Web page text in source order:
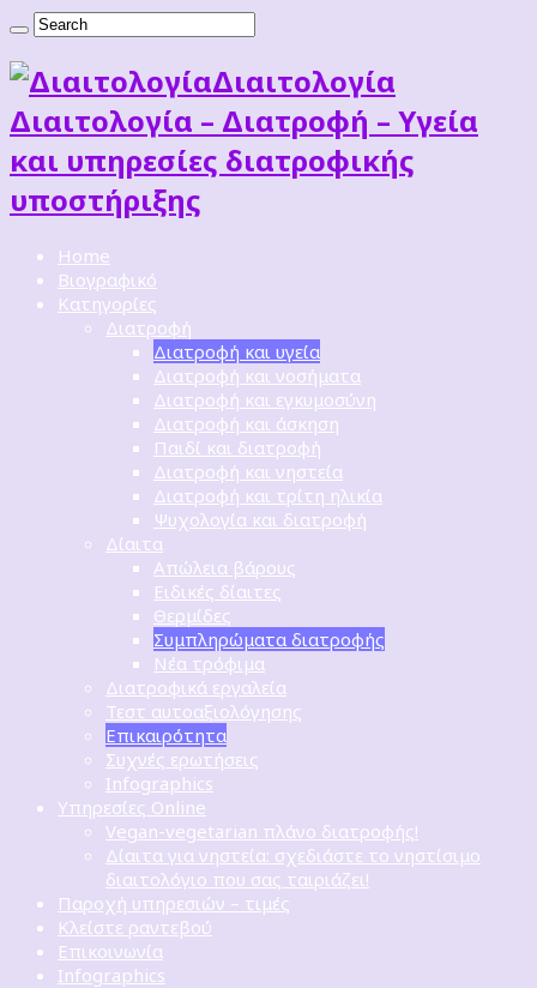
Διαιτoλογία
Διαιτολογία – Διατροφή – Υγεία
και υπηρεσίες διατροφικής
υποστήριξης
Home
Βιογραφικό
Κατηγορίες
Διατροφή
Διατροφή και υγεία
Διατροφή και νοσήματα
Διατροφή και εγκυμοσύνη
Διατροφή και άσκηση
Παιδί και διατροφή
Διατροφή και νηστεία
Διατροφή και τρίτη ηλικία
Ψυχολογία και διατροφή
Δίαιτα
Απώλεια βάρους
Ειδικές δίαιτες
Θερμίδες
Συμπληρώματα διατροφής
Νέα τρόφιμα
Διατροφικά εργαλεία
Τεστ αυτοαξιολόγησης
Επικαιρότητα
Συχνές ερωτήσεις
Infographics
Υπηρεσίες Online
Vegan-vegetarian πλάνο διατροφής!
Δίαιτα για νηστεία: σχεδιάστε το νηστίσιμο
διαιτολόγιο που σας ταιριάζει!
Παροχή υπηρεσιών – τιμές
Κλείστε ραντεβού
Επικοινωνία
Infographics